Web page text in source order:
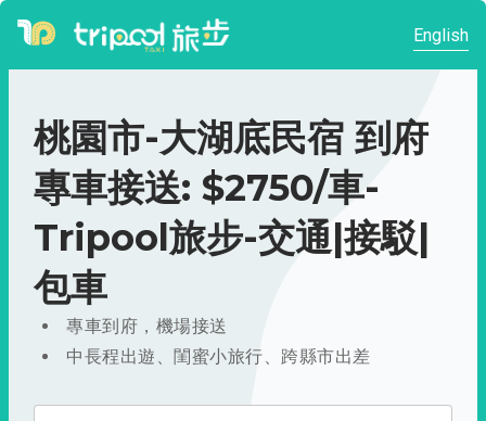
English
桃園市-大湖底民宿 到府
專車接送: $2750/車-
Tripool旅步-交通|接駁|
包車
專車到府，機場接送
中長程出遊、閨蜜小旅行、跨縣市出差